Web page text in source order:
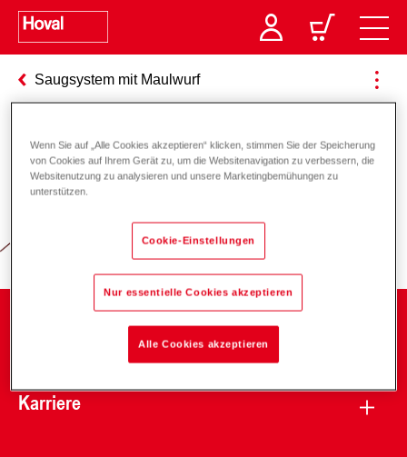
Saugsystem mit Maulwurf
Verantwortung für Energie und
Karriere
Wenn Sie auf „Alle Cookies akzeptieren“ klicken, stimmen Sie der Speicherung
von Cookies auf Ihrem Gerät zu, um die Websitenavigation zu verbessern, die
Websitenutzung zu analysieren und unsere Marketingbemühungen zu
unterstützen.
Cookie-Einstellungen
Nur essentielle Cookies akzeptieren
Alle Cookies akzeptieren